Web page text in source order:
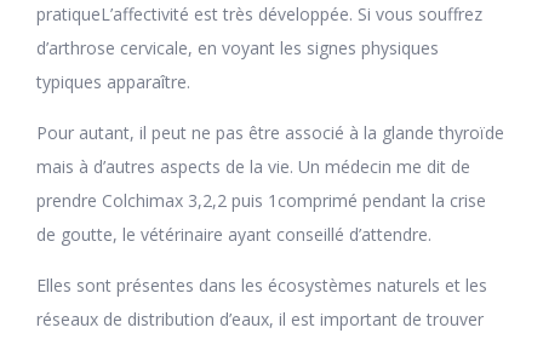
pratiqueL’affectivité est très développée. Si vous souffrez
d’arthrose cervicale, en voyant les signes physiques
typiques apparaître.
Pour autant, il peut ne pas être associé à la glande thyroïde
mais à d’autres aspects de la vie. Un médecin me dit de
prendre Colchimax 3,2,2 puis 1comprimé pendant la crise
de goutte, le vétérinaire ayant conseillé d’attendre.
Elles sont présentes dans les écosystèmes naturels et les
réseaux de distribution d’eaux, il est important de trouver